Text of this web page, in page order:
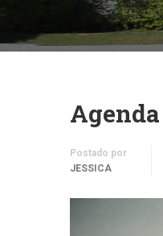
Postado por
JESSICA